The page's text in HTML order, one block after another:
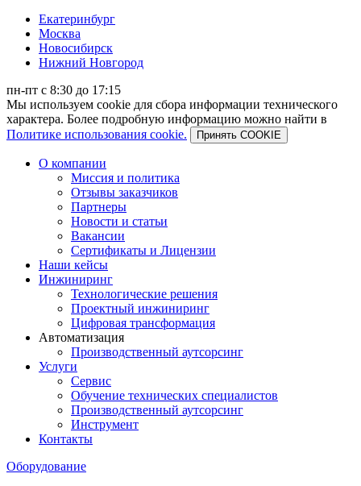
Екатеринбург
Москва
Новосибирск
Нижний Новгород
пн-пт с 8:30 до 17:15
Мы используем cookie для сбора информации технического
характера. Более подробную информацию можно найти в
Политике использования cookie.
Принять COOKIE
О компании
Миссия и политика
Отзывы заказчиков
Партнеры
Новости и статьи
Вакансии
Сертификаты и Лицензии
Наши кейсы
Инжиниринг
Технологические решения
Проектный инжиниринг
Цифровая трансформация
Автоматизация
Производственный аутсорсинг
Услуги
Сервис
Обучение технических специалистов
Производственный аутсорсинг
Инструмент
Контакты
Оборудование